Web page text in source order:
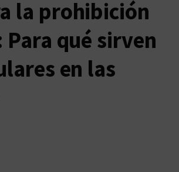
la prohibición
qué sirven
en las